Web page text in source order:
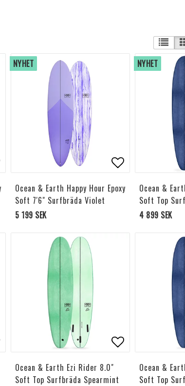
till i favoritlistan
NYHET
Lägg till i
Ocean & Earth Happy Hour Epoxy
Soft 7'6" Surfbräda Violet
5 199 SEK
NYHET
Ocean &
Soft Top
4 899 SEK
till i favoritlistan Lägg till i
Ocean & Earth Ezi Rider 8.0"
Soft Top Surfbräda Spearmint
Ocean &
Soft Top